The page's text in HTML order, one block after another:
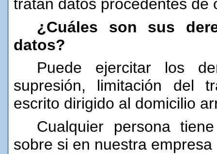
tratan datos procedentes de
¿Cuáles son sus
datos?
Puede ejercitar los
supresión, limitación del
escrito dirigido al domicilio
Cualquier persona
sobre si en nuestra